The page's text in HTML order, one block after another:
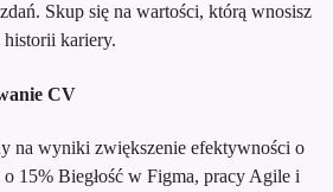
Skup się na wartości, którą wnosisz
historii kariery.
CV
na wyniki zwiększenie efektywności o
o 15% Biegłość w Figma, pracy Agile i